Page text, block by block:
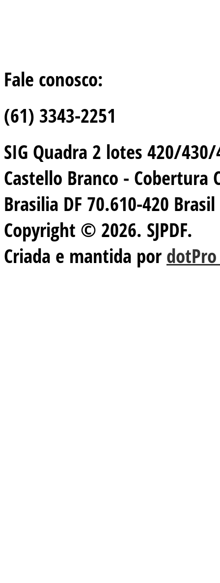
Fale conosco:
(61) 3343-2251
SIG Quadra 2 lotes 420/
Castello Branco - Cobertura
Brasilia DF 70.610-420 Brasil
Copyright © 2026. SJPDF.
Criada e mantida por